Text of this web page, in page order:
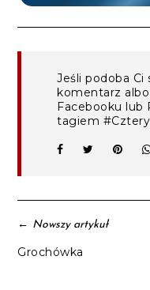
Jeśli podoba Ci
komentarz
Facebooku lub
tagiem
← Nowszy artykuł
Grochówka